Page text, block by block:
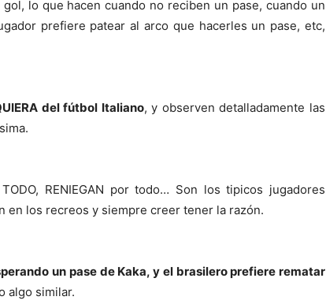
lo que hacen cuando no reciben un pase, cuando un
prefiere patear al arco que hacerles un pase, etc,
del fútbol Italiano, y observen detalladamente las
RENIEGAN por todo… Son los tipicos jugadores
en los recreos y siempre creer tener la razón.
un pase de Kaka, y el brasilero prefiere rematar
algo similar.